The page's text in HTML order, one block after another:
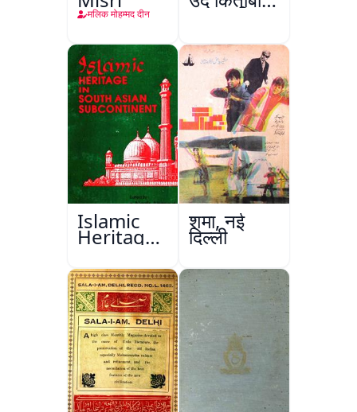
मलिक मोहम्मद दीन का इशारिया
Islamic
Heritage
in South
Asian
Subcontinent
शमा, नई
दिल्ली